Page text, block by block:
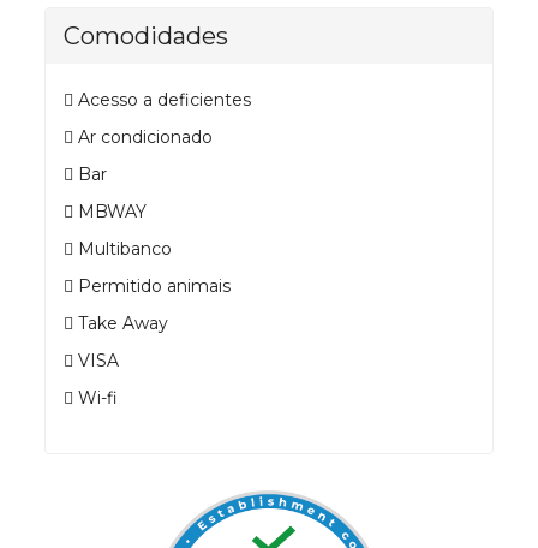
Comodidades
Acesso a deficientes
Ar condicionado
Bar
MBWAY
Multibanco
Permitido animais
Take Away
VISA
Wi-fi